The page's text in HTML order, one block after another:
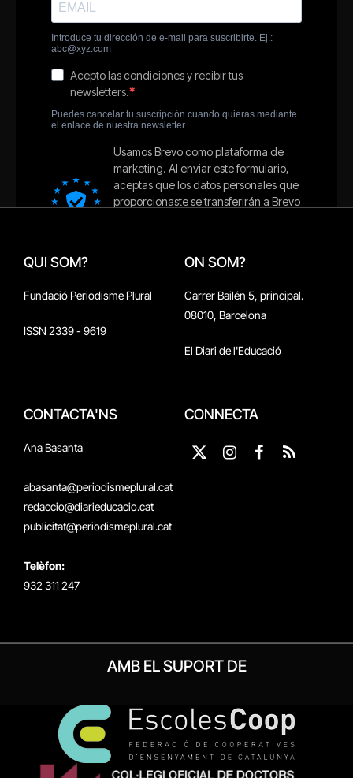
QUI SOM?
Fundació Periodisme Plural
ISSN 2339 - 9619
ON SOM?
Carrer Bailén 5, principal.
08010, Barcelona
El Diari de l'Educació
CONTACTA'NS
Ana Basanta
abasanta@periodismeplural.cat
redaccio@diarieducacio.cat
publicitat@periodismeplural.cat
Telèfon:
932 311 247
CONNECTA
X
Instagram
Facebook
RSS
AMB EL SUPORT DE